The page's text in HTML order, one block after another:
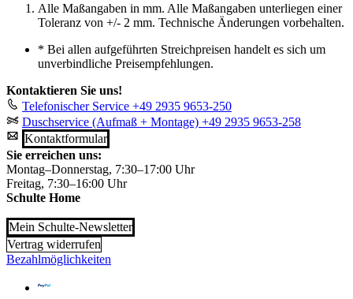
Alle Maßangaben in mm. Alle Maßangaben unterliegen einer
Toleranz von +/- 2 mm. Technische Änderungen vorbehalten.
* Bei allen aufgeführten Streichpreisen handelt es sich um
unverbindliche Preisempfehlungen.
Kontaktieren Sie uns!
Telefonischer Service +49 2935 9653-250
Duschservice (Aufmaß + Montage) +49 2935 9653-258
Kontaktformular
Sie erreichen uns:
Montag–Donnerstag, 7:30–17:00 Uhr
Freitag, 7:30–16:00 Uhr
Schulte Home
Mein Schulte-Newsletter
Vertrag widerrufen
Bezahlmöglichkeiten